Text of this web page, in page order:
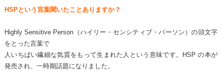
HSPという言葉聞いたことありますか？
Highly Sensitive Person（ハイリー・センシティブ・パーソン）の頭文字
をとった言葉で
人いちばい繊細な気質をもって生まれた人という意味です。HSP の本が
発売され、一時期話題になりました。